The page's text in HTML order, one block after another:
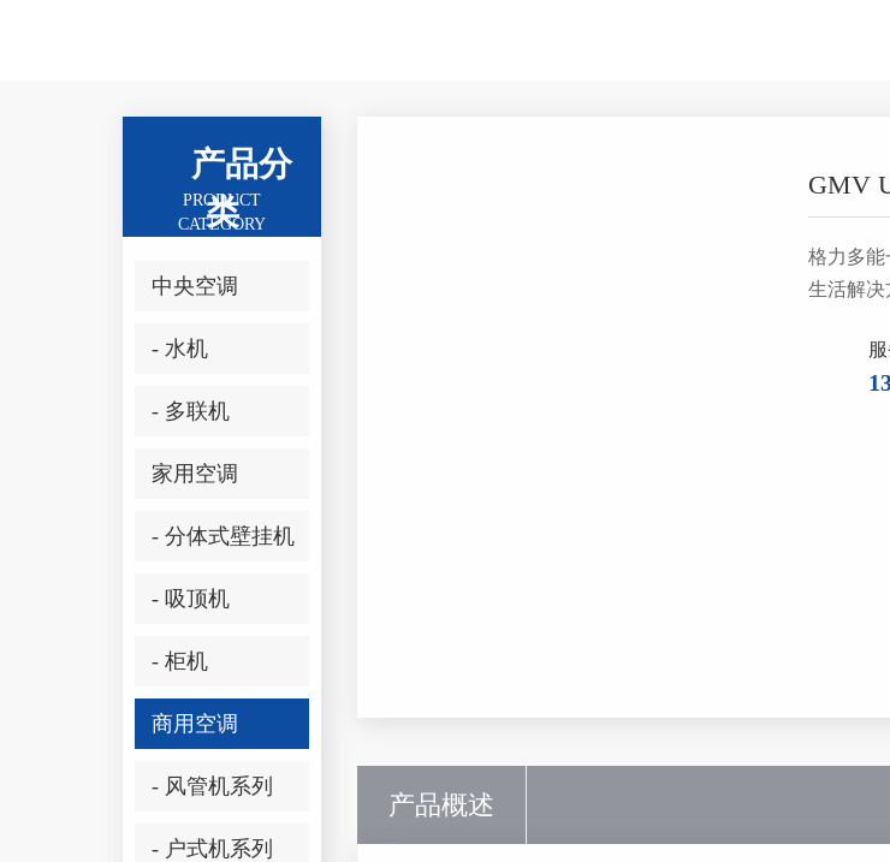
产品分
类
PRODUCT
CATEGORY
中央空调
- 水机
- 多联机
家用空调
- 分体式壁挂机
- 吸顶机
- 柜机
商用空调
- 风管机系列
- 户式机系列
GMV
格力多能
生活解决
产品概述